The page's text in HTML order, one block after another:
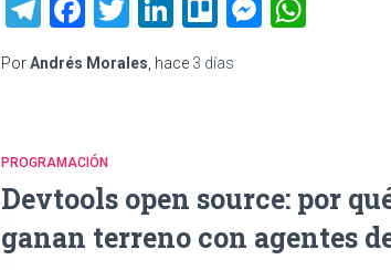
Telegram
Facebook
Twitter
LinkedIn
Trello
PorAndrés Morales , hace 3 días
PROGRAMACIÓN
Devtools open source: por
ganan terreno con agentes